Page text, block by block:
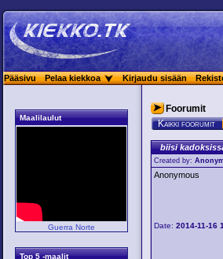
Pääsivu Pelaa kiekkoa Kirjaudu sisään
Maalilaulut
Guerra Norte
Top 5 -maalit
Foorumit
Kaikki foorumit
biisi
Created by:
Anonymous
Date:2014-11-16